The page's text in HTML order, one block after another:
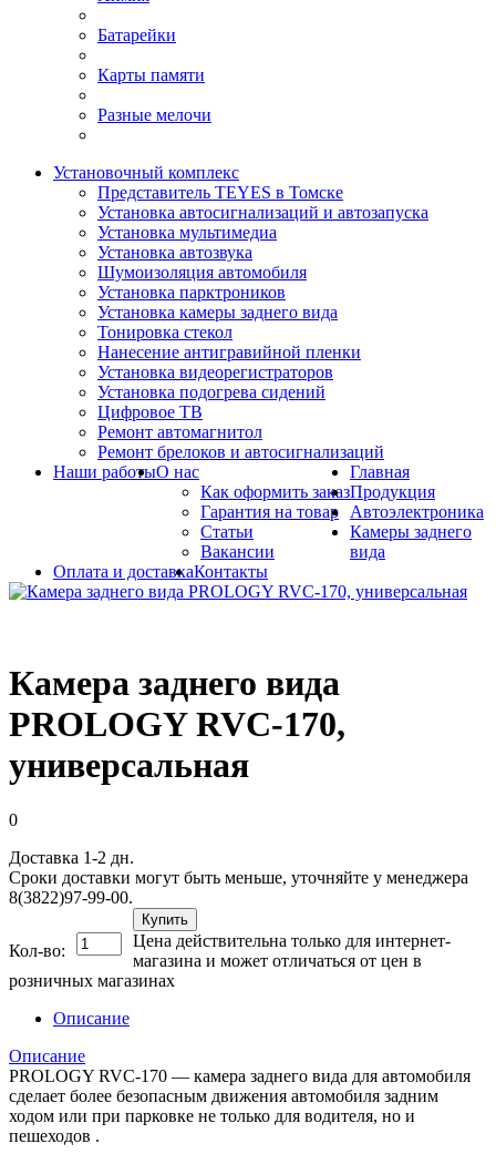
Батарейки
Карты памяти
Разные мелочи
Установочный комплекс
Представитель TEYES в Томске
Установка автосигнализаций и автозапуска
Установка мультимедиа
Установка автозвука
Шумоизоляция автомобиля
Установка парктроников
Установка камеры заднего вида
Тонировка стекол
Нанесение антигравийной пленки
Установка видеорегистраторов
Установка подогрева сидений
Цифровое ТВ
Ремонт автомагнитол
Ремонт брелоков и автосигнализаций
Наши работыО нас
Как оформить заказ
Гарантия на товар
Статьи
Вакансии
Оплата и доставкаКонтакты
Главная
Продукция
Автоэлектроника
Камеры заднего
вида
Камера заднего вида
PROLOGY RVC-170,
универсальная
0
Доставка 1-2 дн.
Сроки доставки могут быть меньше, уточняйте у менеджера
8(3822)97-99-00.
Кол-во:
Купить
Цена действительна только для интернет-
магазина и может отличаться от цен в
розничных магазинах
Описание
Описание
PROLOGY RVC-170 — камера заднего вида для автомобиля
сделает более безопасным движения автомобиля задним
ходом или при парковке не только для водителя, но и
пешеходов .